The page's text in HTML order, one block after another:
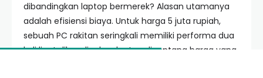
dibandingkan laptop bermerek? Alasan utamanya
adalah efisiensi biaya. Untuk harga 5 juta rupiah,
sebuah PC rakitan seringkali memiliki performa dua
kali lipat dibandingkan laptop di rentang harga yang